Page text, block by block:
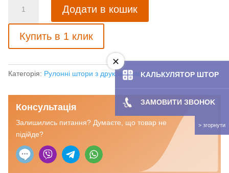
штора
Фантазія
кількість
Додати в кошик
Купить в 1 клик
Категорія: Рулонні штори з друкованим малюнком
Консультація
Залишились питання? Думаєте, що товар не
підійде?
KAЛЬКУЛЯТOP ШТОР
ЗАМОВИТИ ЗBOHOK